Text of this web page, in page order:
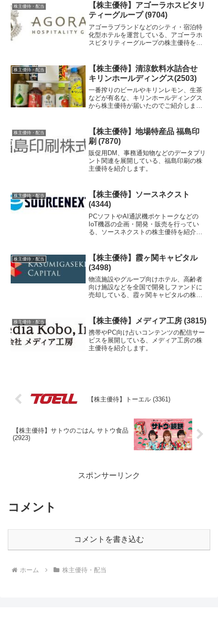
株主優待・配当
【株主優待】アゴーラホスピタリ
ティーグループ (9704)
アゴーラブランドなどのシティ・宿泊特
化型ホテルを運営している、アゴーラホ
スピタリティーグループの株主優待を紹
株主優待・配当
【株主優待】清涼飲料水詰合せ
キリンホールディングス(2503)
一番搾りのビールやキリンレモン、生茶
などが有名な、キリンホールディングス
から株主優待が届いたのでご紹介しま
株主優待・配当
【株主優待】地場特産品 福島印
刷 (7870)
販促用DM、事務通知物などのデータプリ
ント関連を展開している、福島印刷の株
主優待を紹介します。
株主優待・配当
【株主優待】ソースネクスト
(4344)
PCソフトやAI通訳機ポケトークなどの
IoT機器の企画・開発・販売を行ってい
る、ソースネクストの株主優待を紹介し
株主優待・配当
【株主優待】霞ヶ関キャピタル
(3498)
物流施設やグループ向けホテル、高齢者
向け施設などを全国で開発しファンドに
売却している、霞ヶ関キャピタルの株主
株主優待・配当 【株主優待】メディア工房 (3815)
携帯やPC向け占いコンテンツの配信サー
ビスを展開している、メディア工房の株
主優待を紹介します。
【株主優待】トーエル (3361)
【株主優待】サトウのごはん サトウ食品
(2923)
スポンサーリンク
コメント
コメントを書き込む
ホーム 株主優待・配当